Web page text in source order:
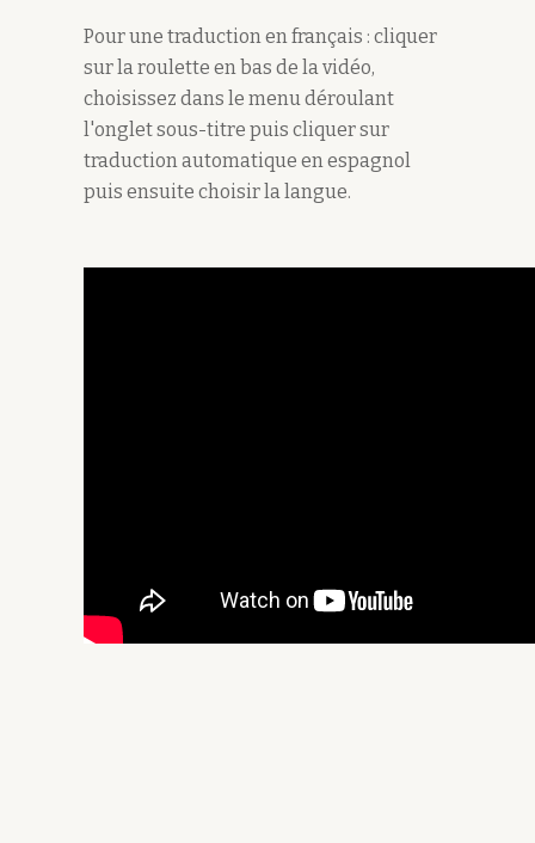
Pour une traduction en français : cliquer
sur la roulette en bas de la vidéo,
choisissez dans le menu déroulant
l'onglet sous-titre puis cliquer sur
traduction automatique en espagnol
puis ensuite choisir la langue.